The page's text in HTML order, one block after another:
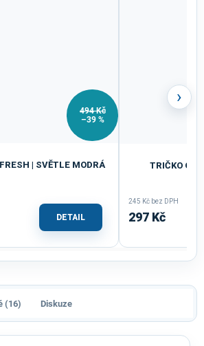
494 Kč
–39 %
| SVĚTLE MODRÁ
DETAIL
TRIČKO
245 Kč bez DPH
297 Kč
›
(16) Diskuze